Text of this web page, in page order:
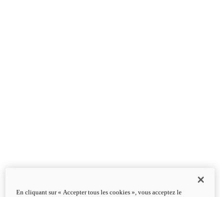
En cliquant sur « Accepter tous les cookies », vous acceptez le